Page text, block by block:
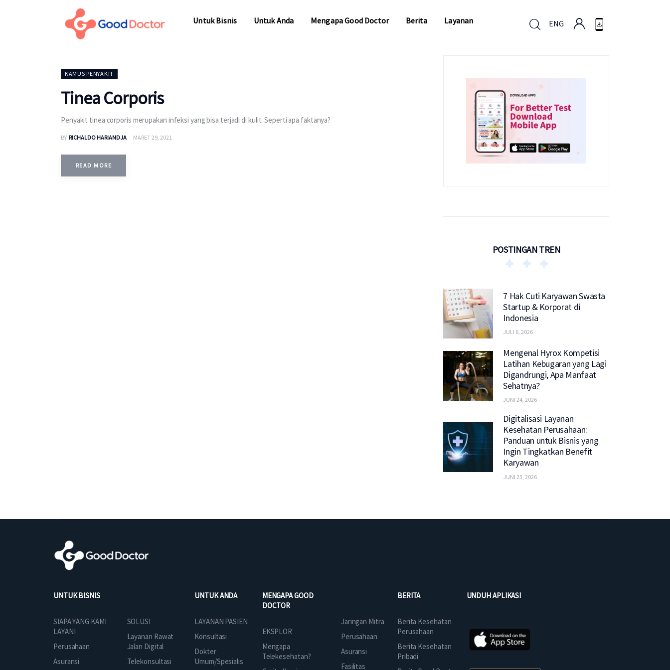
Untuk Bisnis Untuk Anda Mengapa Good Doctor Berita Layanan ENG
KAMUS PENYAKIT
Tinea Corporis
Penyakit tinea corporis merupakan infeksi yang bisa terjadi di kulit. Seperti apa faktanya?
BY RICHALDO HARIANDJA MARET 29, 2021
READ MORE
POSTINGAN TREN
7 Hak Cuti Karyawan Swasta
Startup & Korporat di
Indonesia
JULI 6, 2026
Mengenal Hyrox Kompetisi
Latihan Kebugaran yang Lagi
Digandrungi, Apa Manfaat
Sehatnya?
JUNI 24, 2026
Digitalisasi Layanan
Kesehatan Perusahaan:
Panduan untuk Bisnis yang
Ingin Tingkatkan Benefit
Karyawan
JUNI 23, 2026
UNTUK BISNIS
SIAPA YANG KAMI
LAYANI
Perusahaan
Asuransi
SOLUSI
Layanan Rawat
Jalan Digital
Telekonsultasi
UNTUK ANDA
LAYANAN PASIEN
Konsultasi
Dokter
Umum/Spesialis
MENGAPA GOOD
DOCTOR
EKSPLOR
Mengapa
Telekesehatan?
Jaringan Mitra
Perusahaan
Asuransi
Fasilitas
BERITA
Berita Kesehatan
Perusahaan
Berita Kesehatan
Pribadi
UNDUH APLIKASI